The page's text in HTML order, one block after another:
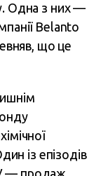
Одна з них —
Belanto
що це
із епізодів
— продаж